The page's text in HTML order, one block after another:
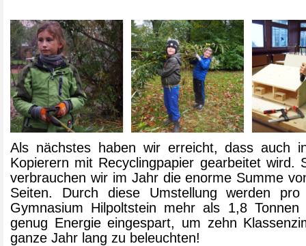
Als nächstes haben wir erreicht, dass auch
Kopierern mit Recyclingpapier gearbeitet wird.
verbrauchen wir im Jahr die enorme Summe
Seiten. Durch diese Umstellung werden
Gymnasium Hilpoltstein mehr als 1,8 Tonnen
genug Energie eingespart, um zehn
ganze Jahr lang zu beleuchten!